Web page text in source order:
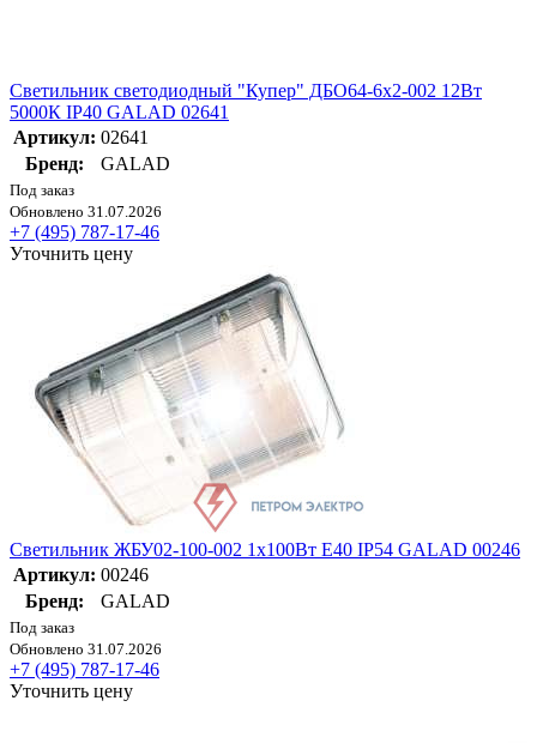
Светильник светодиодный "Купер" ДБО64-6х2-002 12Вт
5000К IP40 GALAD 02641
Артикул: 02641
Бренд:
GALAD
Под заказ
Обновлено 31.07.2026
+7 (495) 787-17-46
Уточнить цену
Светильник ЖБУ02-100-002 1х100Вт E40 IP54 GALAD 00246
Артикул: 00246
Бренд:
GALAD
Под заказ
Обновлено 31.07.2026
+7 (495) 787-17-46
Уточнить цену